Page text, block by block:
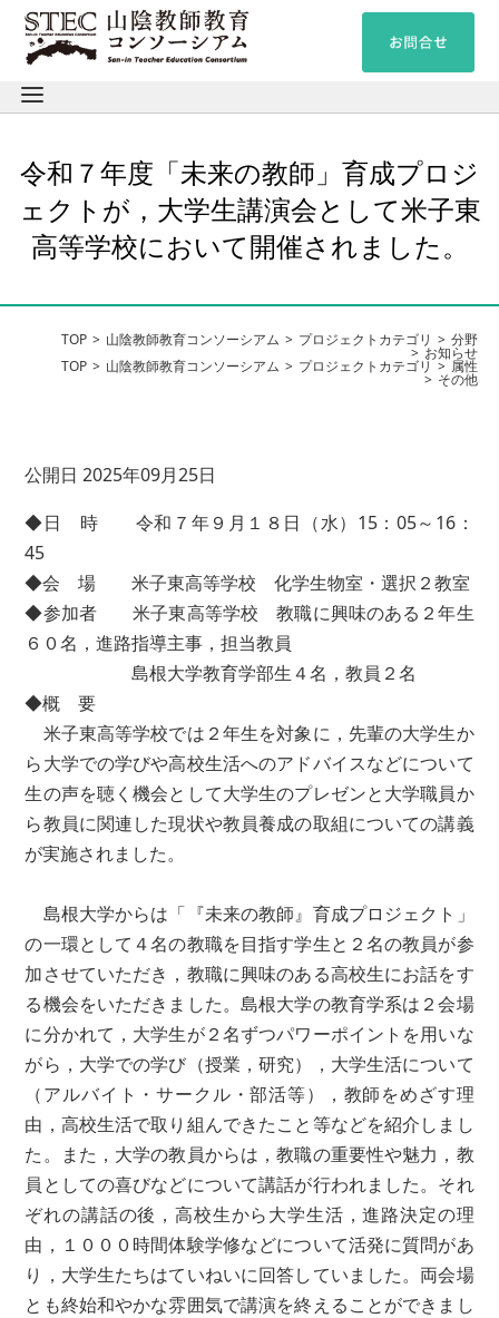
令和７年度「未来の教師」育成プロジ
ェクトが，大学生講演会として米子東
高等学校において開催されました。
TOP 山陰教師教育コンソーシアム プロジェクトカテゴリ 分野
お知らせ
TOP 山陰教師教育コンソーシアム プロジェクトカテゴリ 属性
その他
公開日 2025年09月25日
◆日 時 令和７年９月１８日（水）15：05～16：
45
◆会 場 米子東高等学校 化学生物室・選択２教室
◆参加者 米子東高等学校 教職に興味のある２年生
６０名，進路指導主事，担当教員
島根大学教育学部生４名，教員２名
◆概 要
米子東高等学校では２年生を対象に，先輩の大学生か
ら大学での学びや高校生活へのアドバイスなどについて
生の声を聴く機会として大学生のプレゼンと大学職員か
ら教員に関連した現状や教員養成の取組についての講義
が実施されました。
島根大学からは「『未来の教師』育成プロジェクト」
の一環として４名の教職を目指す学生と２名の教員が参
加させていただき，教職に興味のある高校生にお話をす
る機会をいただきました。島根大学の教育学系は２会場
に分かれて，大学生が２名ずつパワーポイントを用いな
がら，大学での学び（授業，研究），大学生活について
（アルバイト・サークル・部活等），教師をめざす理
由，高校生活で取り組んできたこと等などを紹介しまし
た。また，大学の教員からは，教職の重要性や魅力，教
員としての喜びなどについて講話が行われました。それ
ぞれの講話の後，高校生から大学生活，進路決定の理
由，１０００時間体験学修などについて活発に質問があ
り，大学生たちはていねいに回答していました。両会場
とも終始和やかな雰囲気で講演を終えることができまし